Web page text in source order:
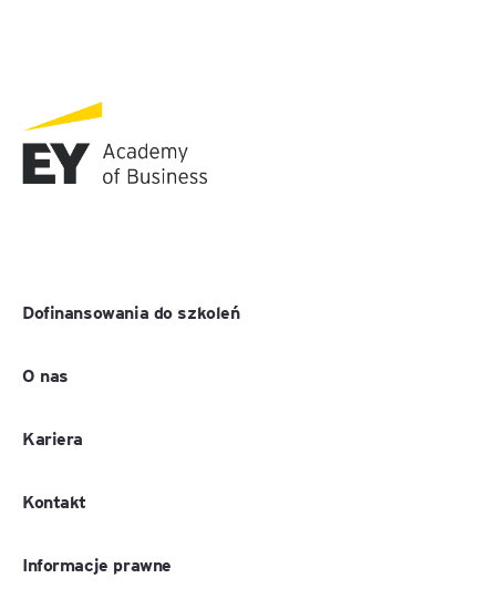
Dofinansowania do szkoleń
O nas
Kariera
Kontakt
Informacje prawne